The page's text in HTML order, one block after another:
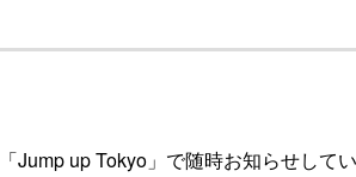
Jump up Tokyo」で随時お知らせして